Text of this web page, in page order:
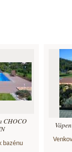
CHOCO
bazénu